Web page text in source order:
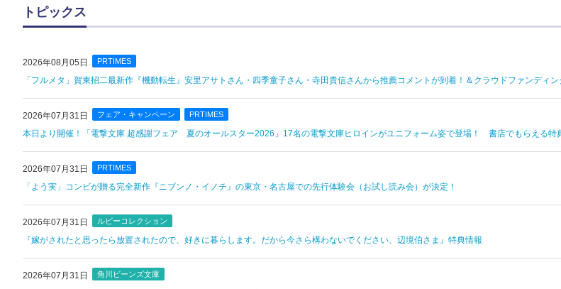
トピックス
2026年08月05日 PRTIMES
「フルメタ」賀東招二最新作『機動転生』安里アサトさん・四季童子さん・寺田貴信さんから推薦コメントが到着！＆クラウドファンディ
2026年07月31日 フェア・キャンペーン PRTIMES
本日より開催！「電撃文庫 超感謝フェア 夏のオールスター2026」17名の電撃文庫ヒロインがユニフォーム姿で登場！ 書店でもらえる特
2026年07月31日 PRTIMES
「よう実」コンビが贈る完全新作『ニブンノ・イノチ』の東京・名古屋での先行体験会（お試し読み会）が決定！
2026年07月31日 ルビーコレクション
『嫁がされたと思ったら放置されたので、好きに暮らします。だから今さら構わないでください、辺境伯さま』特典情報
2026年07月31日 角川ビーンズ文庫